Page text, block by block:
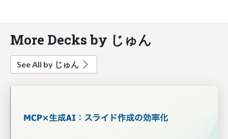
More Decks by じゅん
See All by じゅん